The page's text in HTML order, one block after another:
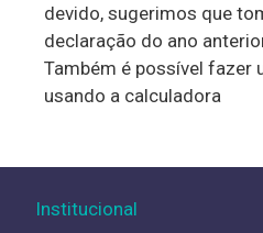
devido, sugerimos que
declaração do ano
Também é possível fazer
usando a calculadora
Institucional